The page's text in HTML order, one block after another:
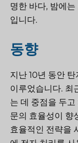
명한 바다, 밤에
입니다.
동향
지난 10년 동안
이루었습니다. 최
는 데 중점을 두
문의 효율성이 향
효율적인 전략을